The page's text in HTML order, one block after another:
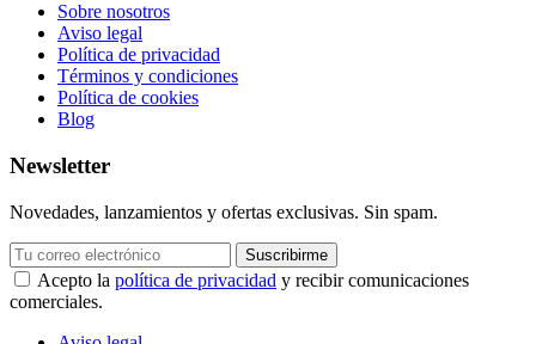
Sobre nosotros
Aviso legal
Política de privacidad
Términos y condiciones
Política de cookies
Blog
Newsletter
Novedades, lanzamientos y ofertas exclusivas. Sin spam.
Suscribirme
Acepto la política de privacidad y recibir comunicaciones
comerciales.